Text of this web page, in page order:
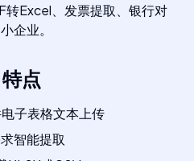
转Excel、发票提取、银行对
企业。
特点
子表格文本上传
智能提取